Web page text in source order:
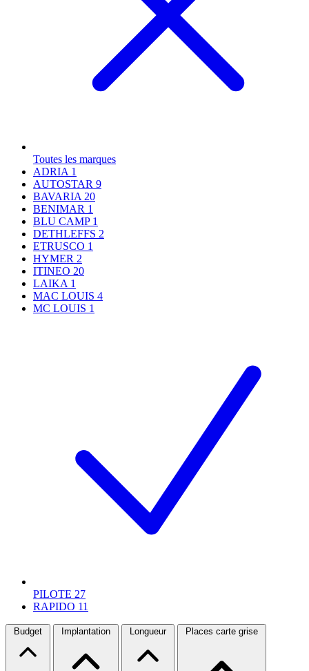
Toutes les marques
ADRIA 1
AUTOSTAR 9
BAVARIA 20
BENIMAR 1
BLU CAMP 1
DETHLEFFS 2
ETRUSCO 1
HYMER 2
ITINEO 20
LAIKA 1
MAC LOUIS 4
MC LOUIS 1
PILOTE 27
RAPIDO 11
Budget Implantation Longueur Places carte grise